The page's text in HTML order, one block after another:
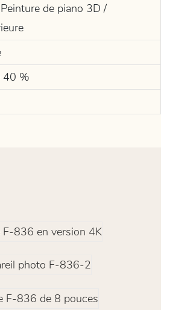
de piano 3D /
40 %